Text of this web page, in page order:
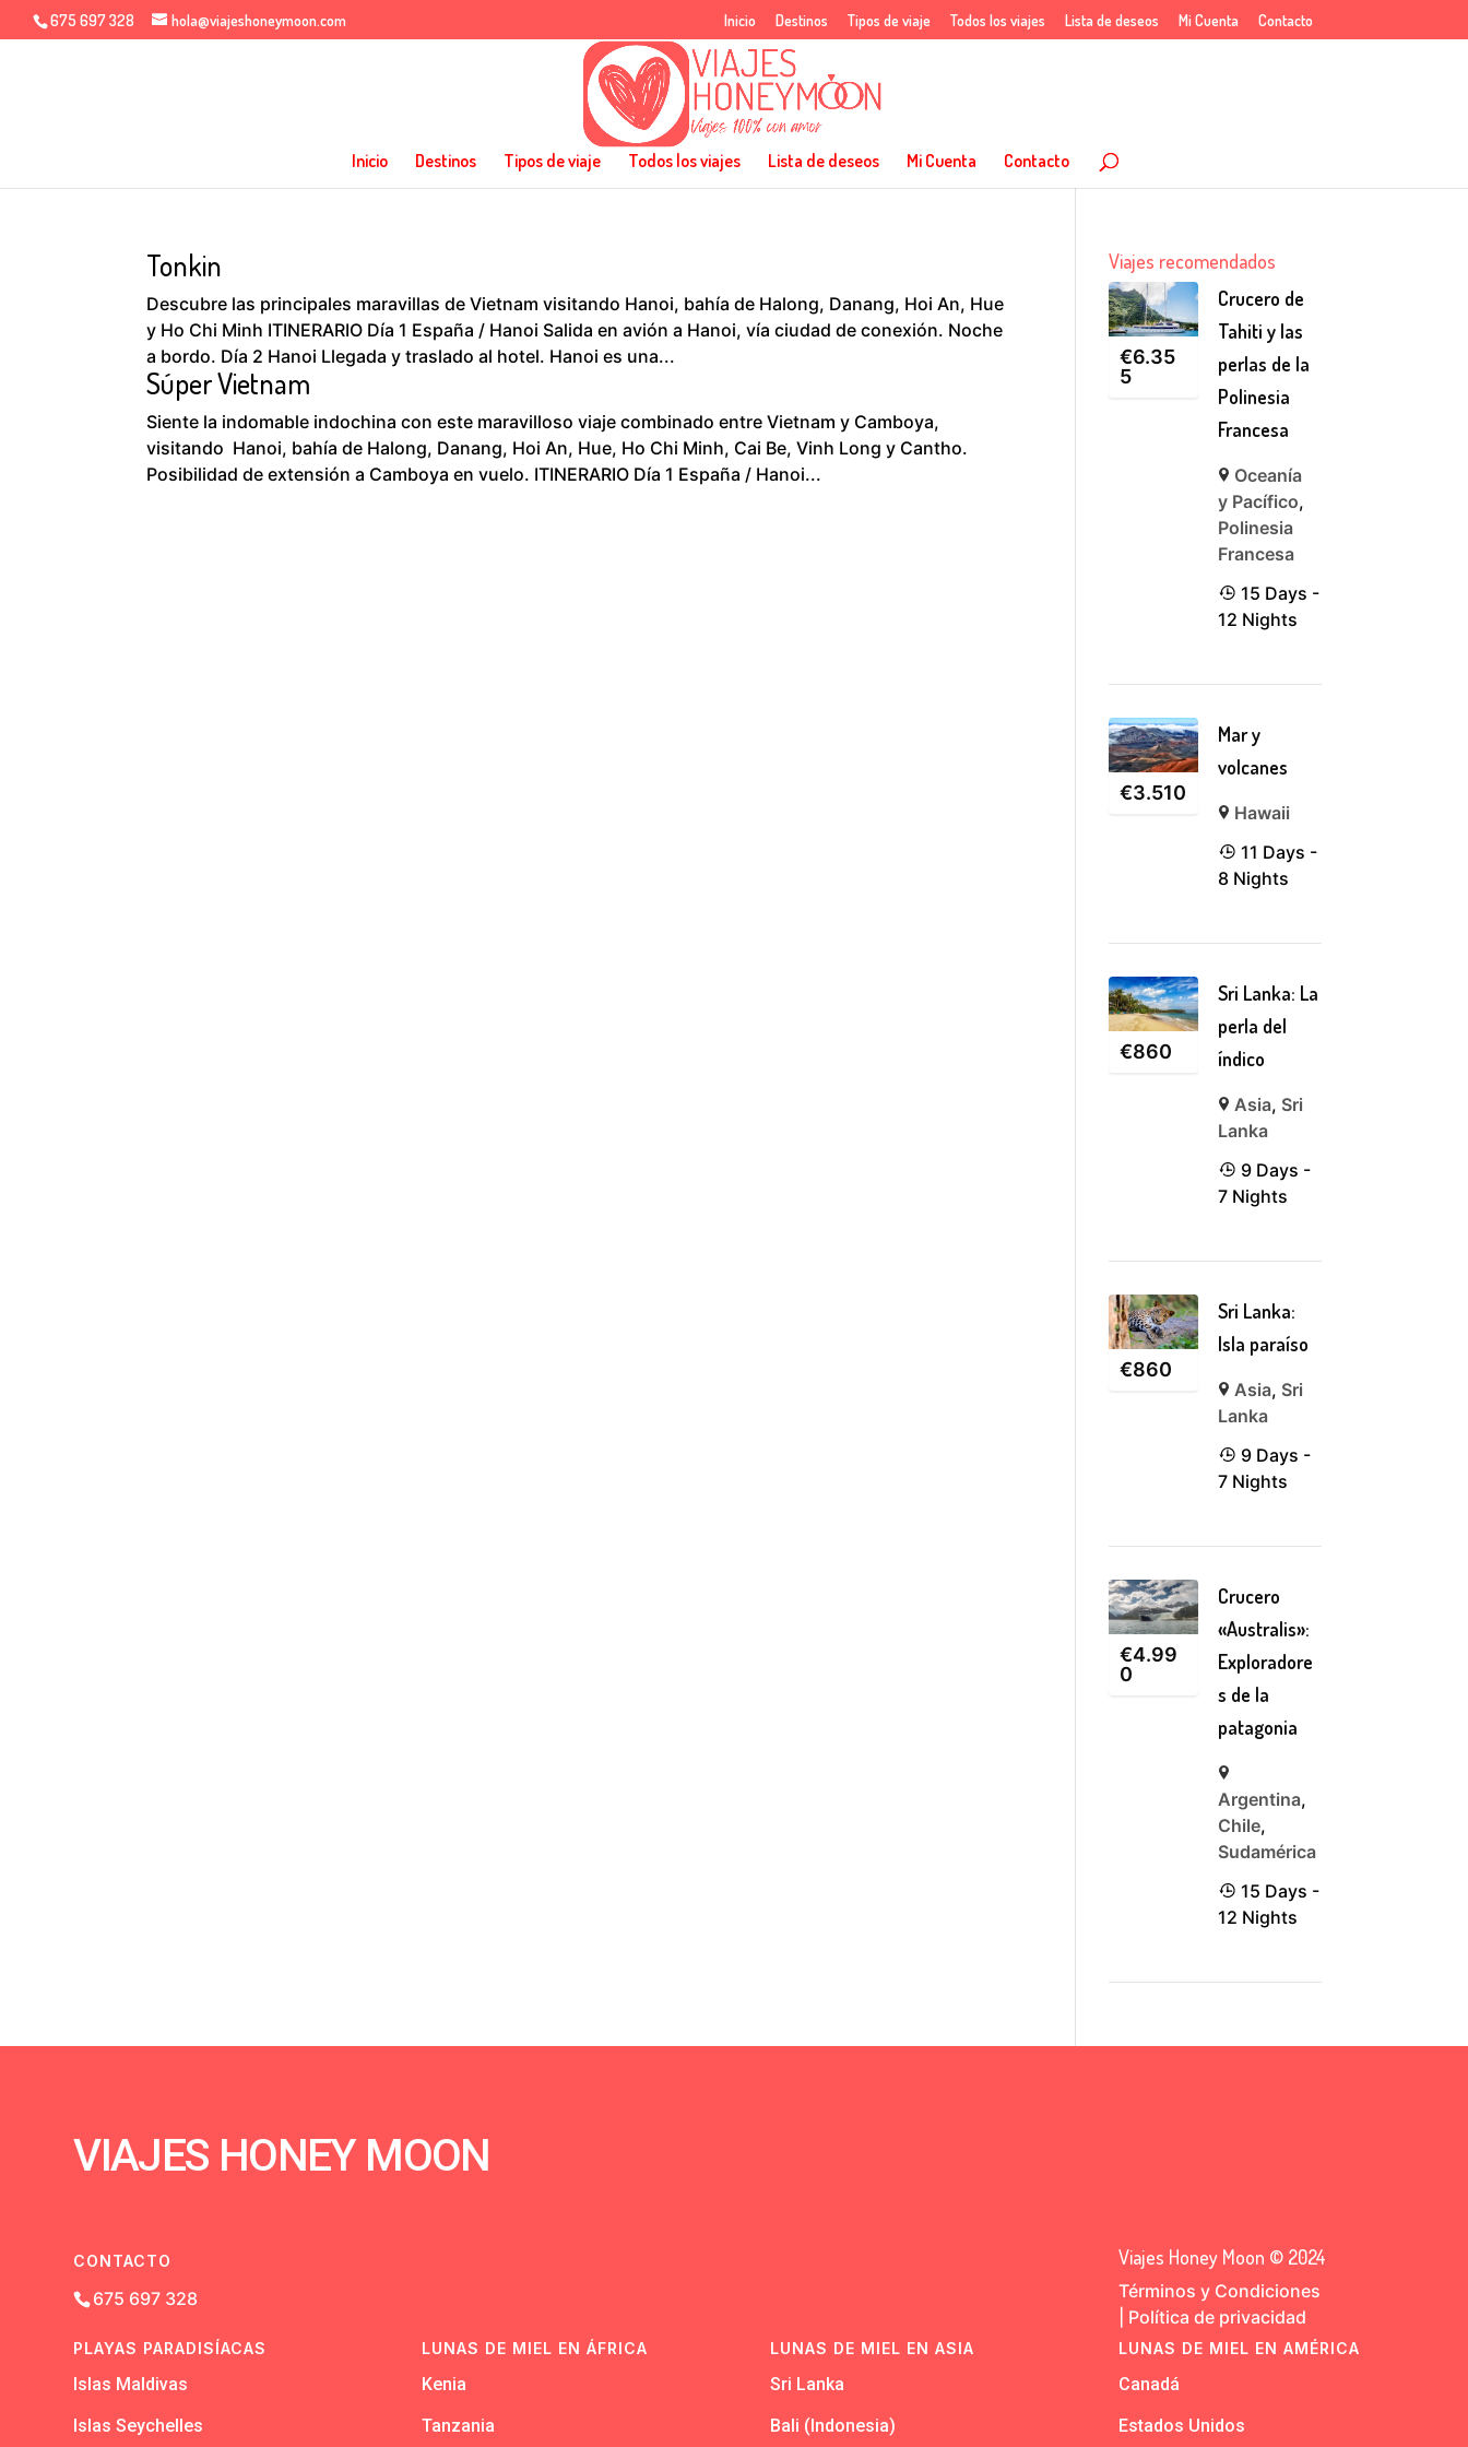
675 697 328 hola@viajeshoneymoon.com Inicio Destinos Tipos de viaje Todos los viajes Lista de deseos Mi Cuenta Contacto
Inicio Destinos Tipos de viaje Todos los viajes Lista de deseos Mi Cuenta Contacto
Tonkin
Descubre las principales maravillas de Vietnam visitando Hanoi, bahía de Halong, Danang, Hoi An, Hue
y Ho Chi Minh ITINERARIO Día 1 España / Hanoi Salida en avión a Hanoi, vía ciudad de conexión. Noche
a bordo. Día 2 Hanoi Llegada y traslado al hotel. Hanoi es una...
Súper Vietnam
Siente la indomable indochina con este maravilloso viaje combinado entre Vietnam y Camboya,
visitando Hanoi, bahía de Halong, Danang, Hoi An, Hue, Ho Chi Minh, Cai Be, Vinh Long y Cantho.
Posibilidad de extensión a Camboya en vuelo. ITINERARIO Día 1 España / Hanoi...
Viajes recomendados
€6.35
5
Crucero de
Tahiti y las
perlas de la
Polinesia
Francesa
Oceanía
y Pacífico,
Polinesia
Francesa
15 Days -
12 Nights
€3.510
Mar y
volcanes
Hawaii
11 Days -
8 Nights
€860
Sri Lanka: La
perla del
índico
Asia, Sri
Lanka
9 Days -
7 Nights
€860
Sri Lanka:
Isla paraíso
Asia, Sri
Lanka
9 Days -
7 Nights
€4.99
0
Crucero
«Australis»:
Exploradore
s de la
patagonia
Argentina,
Chile,
Sudamérica
15 Days -
12 Nights
VIAJES HONEY MOON
CONTACTO
675 697 328
Viajes Honey Moon © 2024
Términos y Condiciones
Política de privacidad
PLAYAS PARADISÍACAS
Islas Maldivas
Islas Seychelles
LUNAS DE MIEL EN ÁFRICA
Kenia
Tanzania
LUNAS DE MIEL EN ASIA
Sri Lanka
Bali (Indonesia)
LUNAS DE MIEL EN AMÉRICA
Canadá
Estados Unidos